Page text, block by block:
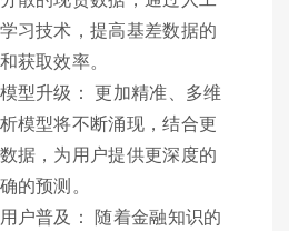
习技术，提高基差数据的
获取效率。
型升级： 更加精准、多维
模型将不断涌现，结合更
据，为用户提供更深度的
的预测。
户普及： 随着金融知识的